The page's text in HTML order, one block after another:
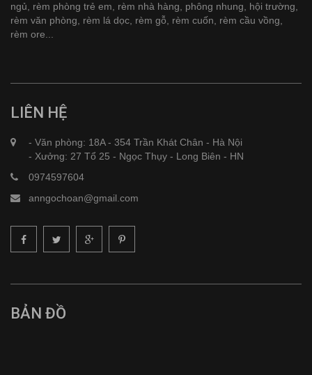
ngủ, rèm phòng trẻ em, rèm nhà hàng, phông nhung, hội trường,
rèm văn phòng, rèm lá dọc, rèm gỗ, rèm cuốn, rèm cầu vồng,
rèm ore...
LIÊN HỆ
- Văn phòng: 18A - 354 Trần Khát Chân - Hà Nội
- Xưởng: 27 Tổ 25 - Ngọc Thụy - Long Biên - HN
0974597604
anngochoan@gmail.com
BẢN ĐỒ